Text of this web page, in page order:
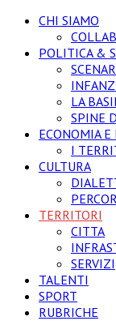
CHI SIAMO
POLITICA &
LA
SPINE
ECONOMIA
I
CULTURA
TERRITORI
CITTA
SERVIZI
TALENTI
SPORT
RUBRICHE